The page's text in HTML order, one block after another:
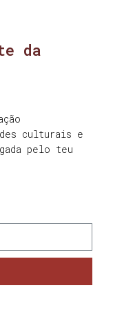
da
culturais e
pelo teu